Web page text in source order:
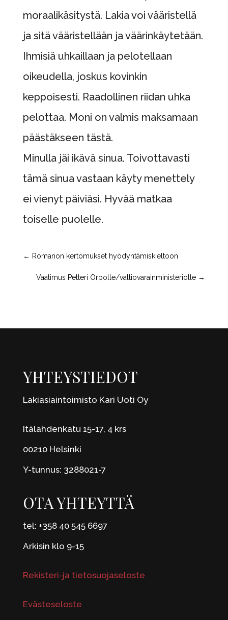
moraalikäsitystä. Lakia voi vääristellä
ja sitä vääristellään ja väärinkäytetään.
Ihmisiä uhkaillaan ja pelotellaan
oikeudella, joskus kovinkin
keppoisesti. Raadollinen riidan uhka
pelottaa. Moni on valmis maksamaan
päästäkseen tästä.
Minulla jäi ikävä sinua. Toivottavasti
tämä sinua vastaan käyty menettely
ei vienyt päiviäsi. Hyvää matkaa
toiselle puolelle.
← Romanon kertomukset hyödyntämiskieltoon
Vaatimus Petteri Orpolle/valtiovarainministeriölle →
YHTEYSTIEDOT
Lakiasiaintoimisto Kari Uoti Oy
Itälahdenkatu 15-17, 4 krs
00210 Helsinki
Y-tunnus: 3288021-7
OTA YHTEYTTÄ
tel: +358 40 545 6697
Arkisin klo 9-15
Rekisteri-ja tietosuojaseloste
Evästeseloste